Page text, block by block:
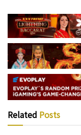
Related Posts